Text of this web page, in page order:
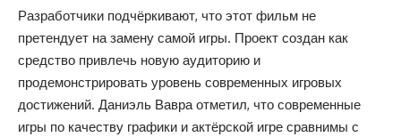
Разработчики подчёркивают, что этот фильм не
претендует на замену самой игры. Проект создан как
средство привлечь новую аудиторию и
продемонстрировать уровень современных игровых
достижений. Даниэль Вавра отметил, что современные
игры по качеству графики и актёрской игре сравнимы с